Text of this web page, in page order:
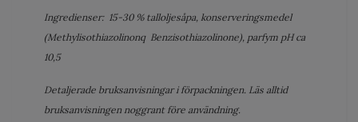
Ingredienser: 15-30 % talloljesåpa, konserveringsmedel
(Methylisothiazolinonq Benzisothiazolinone), parfym pH ca
10,5
Detaljerade bruksanvisningar i förpackningen. Läs alltid
bruksanvisningen noggrant före användning.